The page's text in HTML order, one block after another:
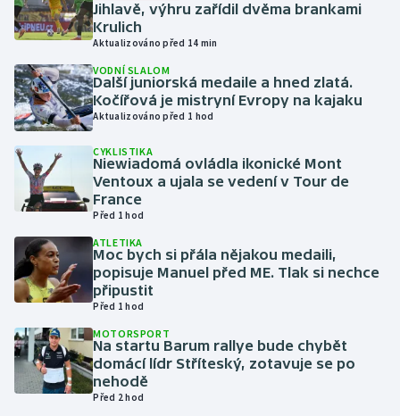
Házená
Judo
Krasobruslení
Lezení
Moderní pětiboj
Motorsport
Olympijské hry
Parasport
Jihlavě, výhru zařídil dvěma brankami
Krulich
Aktualizováno před 14 min
VODNÍ SLALOM
Další juniorská medaile a hned zlatá.
Kočířová je mistryní Evropy na kajaku
Aktualizováno před 1 hod
CYKLISTIKA
Niewiadomá ovládla ikonické Mont
Ventoux a ujala se vedení v Tour de
France
Před 1 hod
ATLETIKA
Moc bych si přála nějakou medaili,
popisuje Manuel před ME. Tlak si nechce
připustit
Před 1 hod
MOTORSPORT
Na startu Barum rallye bude chybět
domácí lídr Stříteský, zotavuje se po
nehodě
Před 2 hod